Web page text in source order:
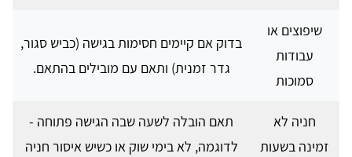
שיפוצים או
עבודות
סמוכות
בדוק אם קיימים חסימות בגישה (כביש סגור,
גדר זמנית) ותאם עם מובילים בהתאם.
חניה לא
זמינה בשעות
תאם הובלה לשעה שבה הגישה פתוחה -
לדוגמה, לא בימי שוק או כשיש איסור חניה